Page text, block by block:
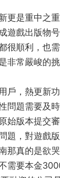
是重中之重
遊戲出版物
很順利，也
非常嚴峻的挑
戶，熱更新功
問題需要及
原始版本提交
題，對遊戲
那真的是欲
需要本金